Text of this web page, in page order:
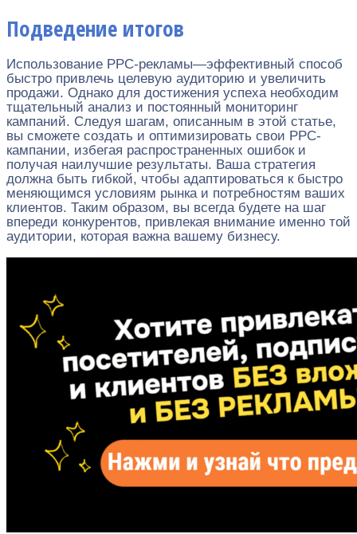
Подведение итогов
Использование PPC-рекламы—эффективный способ
быстро привлечь целевую аудиторию и увеличить
продажи. Однако для достижения успеха необходим
тщательный анализ и постоянный мониторинг
кампаний. Следуя шагам, описанным в этой статье,
вы сможете создать и оптимизировать свои PPC-
кампании, избегая распространенных ошибок и
получая наилучшие результаты. Ваша стратегия
должна быть гибкой, чтобы адаптироваться к быстро
меняющимся условиям рынка и потребностям ваших
клиентов. Таким образом, вы всегда будете на шаг
впереди конкурентов, привлекая внимание именно той
аудитории, которая важна вашему бизнесу.